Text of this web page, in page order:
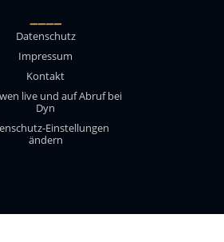
____
Datenschutz
Impressum
Kontakt
live und auf Abruf bei
Dyn
Einstellungen
ändern